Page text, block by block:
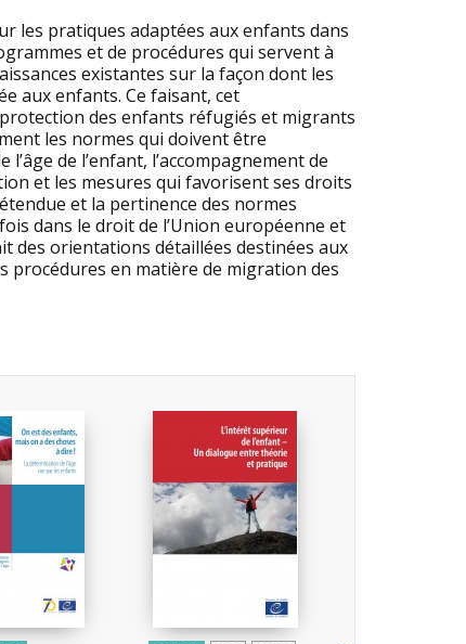
les pratiques adaptées aux enfants dans
et de procédures qui servent à
existantes sur la façon dont les
aux enfants. Ce faisant, cet
des enfants réfugiés et migrants
les normes qui doivent être
de l’enfant, l’accompagnement de
et les mesures qui favorisent ses droits
et la pertinence des normes
dans le droit de l’Union européenne et
des orientations détaillées destinées aux
procédures en matière de migration des